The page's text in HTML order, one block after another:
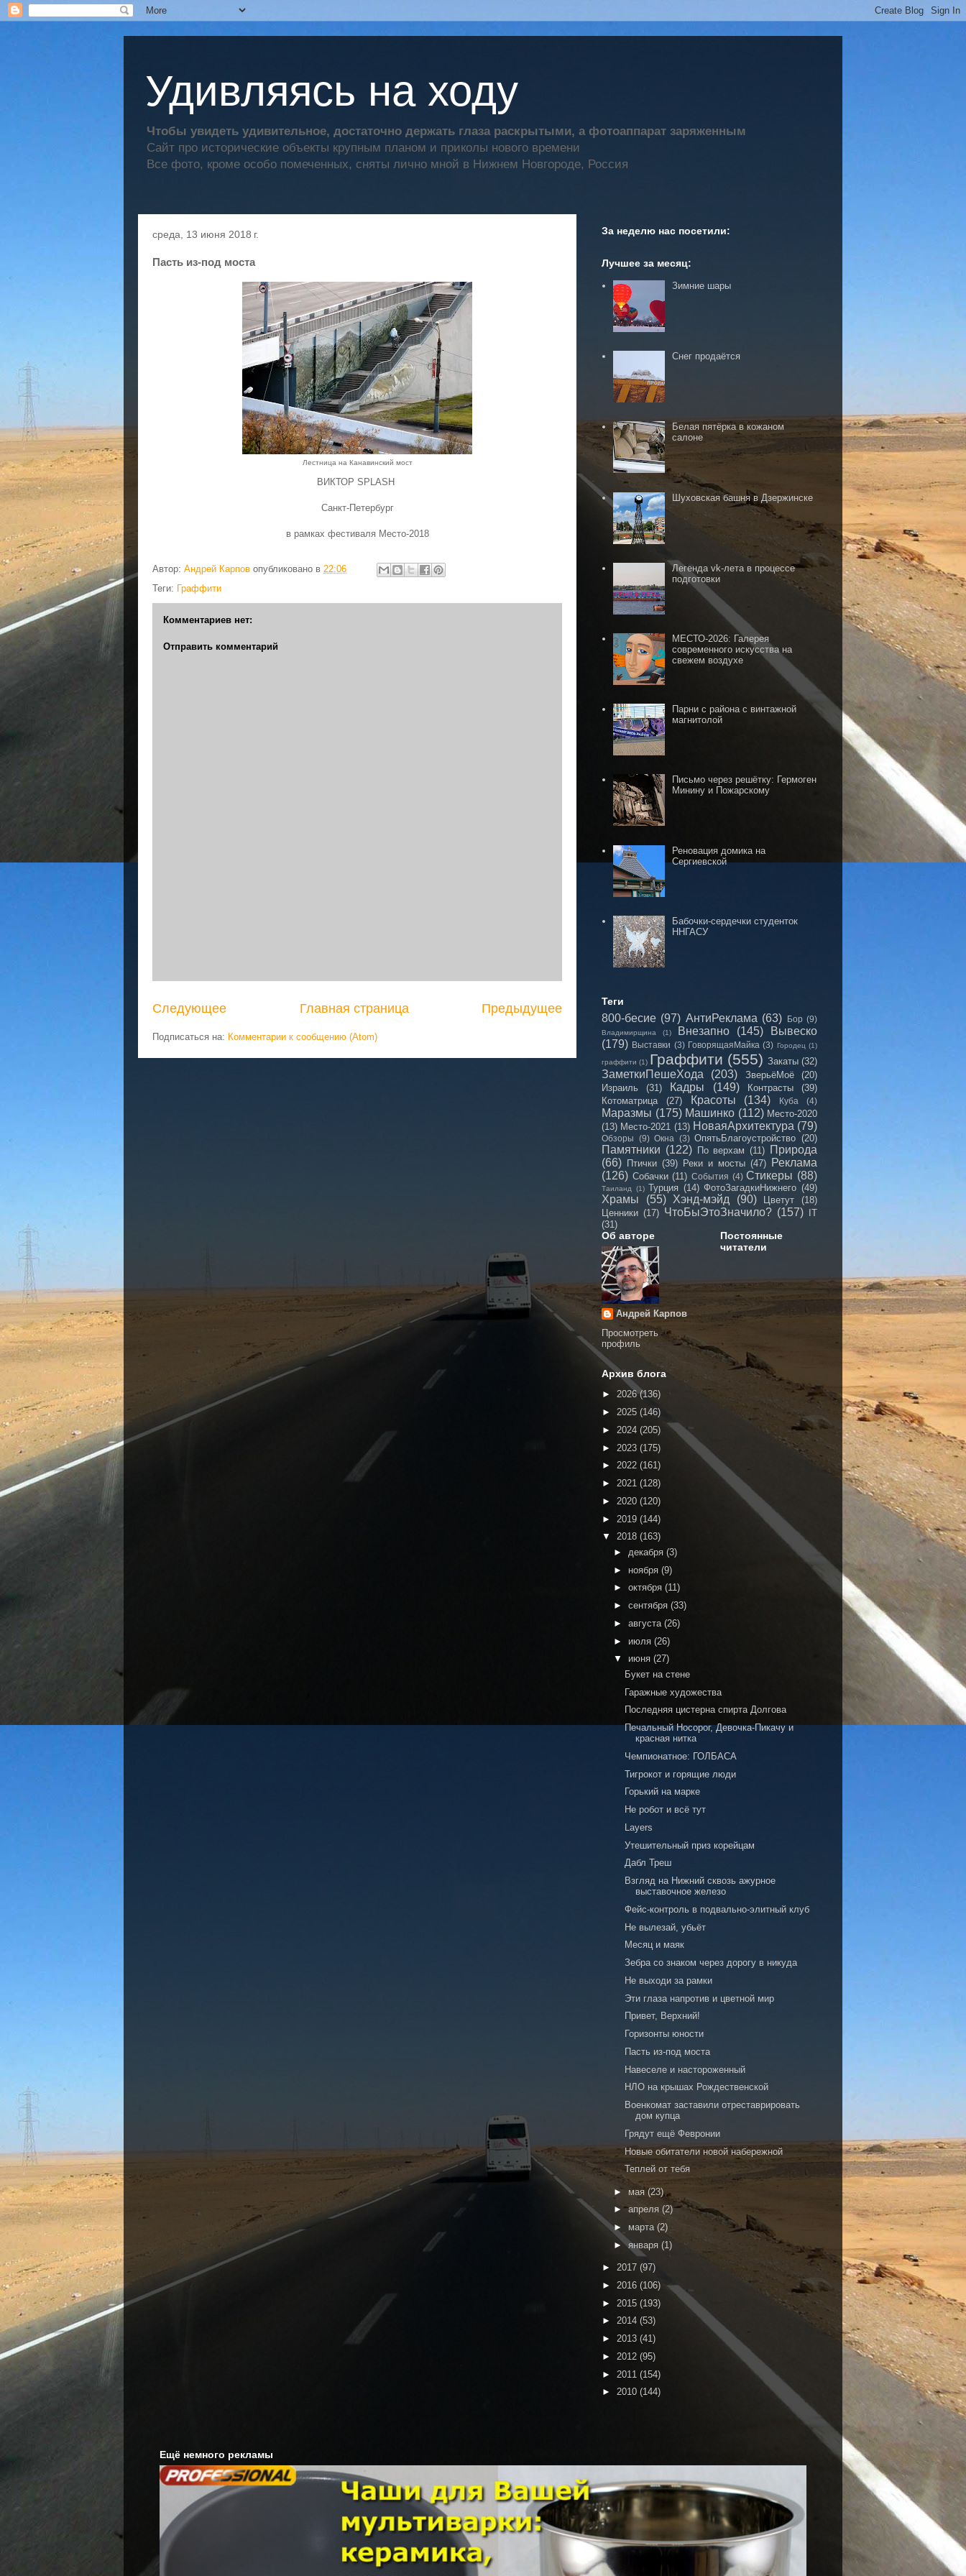
Удивляясь на ходу
Чтобы увидеть удивительное, достаточно держать глаза раскрытыми, а фотоаппарат заряженным
Сайт про исторические объекты крупным планом и приколы нового времени
Все фото, кроме особо помеченных, сняты лично мной в Нижнем Новгороде, Россия
среда, 13 июня 2018 г.
Пасть из-под моста
Лестница на Канавинский мост
ВИКТОР SPLASH
Санкт-Петербург
в рамках фестиваля Место-2018
Автор: Андрей Карпов опубликовано в 22:06
Теги: Граффити
Комментариев нет:
Отправить комментарий
Следующее Предыдущее
Главная страница
Подписаться на: Комментарии к сообщению (Atom)
За неделю нас посетили:
Лучшее за месяц:
Зимние шары
Снег продаётся
Белая пятёрка в кожаном
салоне
Шуховская башня в Дзержинске
Легенда vk-лета в процессе
подготовки
МЕСТО-2026: Галерея
современного искусства на
свежем воздухе
Парни с района с винтажной
магнитолой
Письмо через решётку: Гермоген
Минину и Пожарскому
Реновация домика на
Сергиевской
Бабочки-сердечки студенток
ННГАСУ
Теги
800-бесие (97) АнтиРеклама (63) Бор (9)
Владимирщина (1) Внезапно (145)
Вывеско
(179) Выставки (3) ГоворящаяМайка (3) Городец (1)
граффити (1) Граффити (555) Закаты (32)
ЗаметкиПешеХода (203) ЗверьёМоё
(20)
Израиль
(31) Кадры (149) Контрасты
(39)
Котоматрица
(27) Красоты (134) Куба (4)
Маразмы (175) Машинко (112) Место-2020
(13) Место-2021 (13) НоваяАрхитектура (79)
Обзоры (9) Окна (3) ОпятьБлагоустройство (20)
Памятники (122) По верхам (11) Природа
(66) Птички (39) Реки и мосты (47) Реклама
(126) Собачки (11) События (4) Стикеры (88)
Таиланд (1) Турция (14) ФотоЗагадкиНижнего (49)
Храмы (55) Хэнд-мэйд (90) Цветут
(18)
Ценники (17) ЧтоБыЭтоЗначило? (157)
IT
(31)
Об авторе
Андрей Карпов
Просмотреть
профиль
Постоянные
читатели
Архив блога
► 2026(136)
► 2025 (146)
► 2024 (205)
► 2023 (175)
► 2022 (161)
► 2021 (128)
► 2020 (120)
► 2019 (144)
▼ 2018 (163)
► декабря (3)
► ноября (9)
► октября (11)
► сентября (33)
► августа (26)
► июля (26)
▼ июня (27)
Букет на стене
Гаражные художества
Последняя цистерна спирта Долгова
Печальный Носорог, Девочка-Пикачу и
красная нитка
Чемпионатное: ГОЛБАСА
Тигрокот и горящие люди
Горький на марке
Не робот и всё тут
Layers
Утешительный приз корейцам
Дабл Треш
Взгляд на Нижний сквозь ажурное
выставочное железо
Фейс-контроль в подвально-элитный клуб
Не вылезай, убьёт
Месяц и маяк
Зебра со знаком через дорогу в никуда
Не выходи за рамки
Эти глаза напротив и цветной мир
Привет, Верхний!
Горизонты юности
Пасть из-под моста
Навеселе и настороженный
НЛО на крышах Рождественской
Военкомат заставили отреставрировать
дом купца
Грядут ещё Февронии
Новые обитатели новой набережной
Теплей от тебя
► мая (23)
►апреля (2)
► марта (2)
►января (1)
► 2017 (97)
► 2016 (106)
► 2015 (193)
► 2014 (53)
► 2013 (41)
► 2012 (95)
► 2011 (154)
► 2010 (144)
Ещё немного рекламы